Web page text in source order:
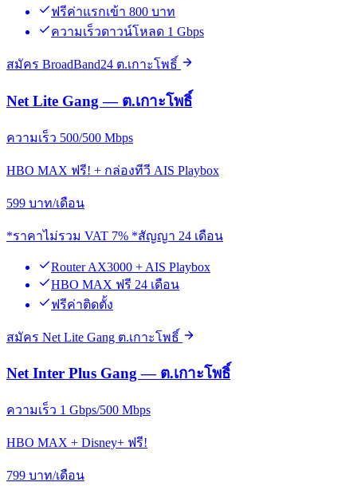
ฟรีค่าแรกเข้า 800 บาท
ความเร็วดาวน์โหลด 1 Gbps
สมัคร BroadBand24 ต.เกาะโพธิ์
Net Lite Gang — ต.เกาะโพธิ์
ความเร็ว 500/500 Mbps
HBO MAX ฟรี! + กล่องทีวี AIS Playbox
599 บาท/เดือน
*ราคาไม่รวม VAT 7% *สัญญา 24 เดือน
Router AX3000 + AIS Playbox
HBO MAX ฟรี 24 เดือน
ฟรีค่าติดตั้ง
สมัคร Net Lite Gang ต.เกาะโพธิ์
Net Inter Plus Gang — ต.เกาะโพธิ์
ความเร็ว 1 Gbps/500 Mbps
HBO MAX + Disney+ ฟรี!
799 บาท/เดือน